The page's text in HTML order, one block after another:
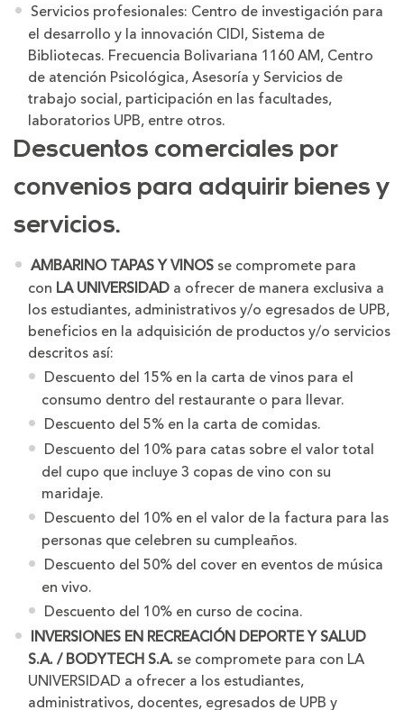
Servicios profesionales: Centro de investigación para
el desarrollo y la innovación CIDI, Sistema de
Bibliotecas. Frecuencia Bolivariana 1160 AM, Centro
de atención Psicológica, Asesoría y Servicios de
trabajo social, participación en las facultades,
laboratorios UPB, entre otros.
Descuentos comerciales por
convenios para adquirir bienes y
servicios.
AMBARINO TAPAS Y VINOS se compromete para
con LA UNIVERSIDAD a ofrecer de manera exclusiva a
los estudiantes, administrativos y/o egresados de UPB,
beneficios en la adquisición de productos y/o servicios
descritos así:
Descuento del 15% en la carta de vinos para el
consumo dentro del restaurante o para llevar.
Descuento del 5% en la carta de comidas.
Descuento del 10% para catas sobre el valor total
del cupo que incluye 3 copas de vino con su
maridaje.
Descuento del 10% en el valor de la factura para las
personas que celebren su cumpleaños.
Descuento del 50% del cover en eventos de música
en vivo.
Descuento del 10% en curso de cocina.
INVERSIONES EN RECREACIÓN DEPORTE Y SALUD
S.A. / BODYTECH S.A. se compromete para con LA
UNIVERSIDAD a ofrecer a los estudiantes,
administrativos, docentes, egresados de UPB y